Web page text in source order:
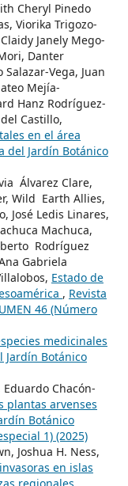
Cheryl Pinedo
Viorika Trigozo-
Janely Mego-
Danter
Vega, Juan
Mejía-
Hanz Rodríguez-
Castillo,
en el área
del Jardín Botánico
Álvarez Clare,
Wild Earth Allies,
José Ledis Linares,
Machuca,
Rodríguez
Gabriela
Estado de
, Revista
46 (Número
medicinales
Jardín Botánico
Chacón-
plantas arvenses
Botánico
1) (2025)
Joshua H. Ness,
en islas